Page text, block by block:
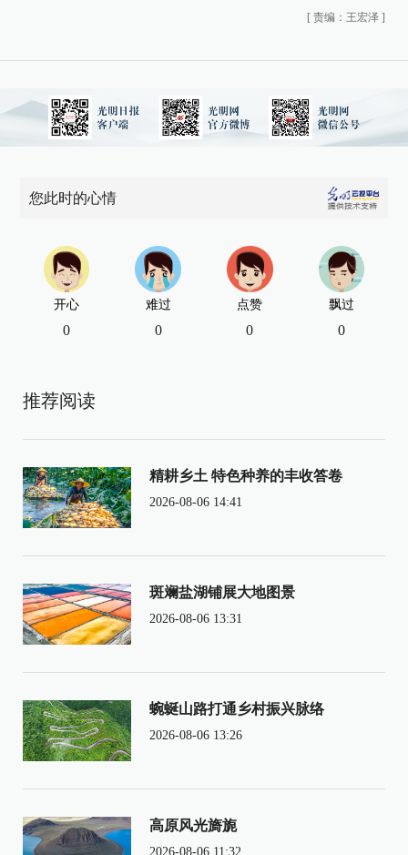
[ 责编：王宏泽 ]
您此时的心情
开心
0
难过
0
点赞
0
飘过
0
推荐阅读
精耕乡土 特色种养的丰收答卷
2026-08-06 14:41
斑斓盐湖铺展大地图景
2026-08-06 13:31
蜿蜒山路打通乡村振兴脉络
2026-08-06 13:26
高原风光旖旎
2026-08-06 11:32